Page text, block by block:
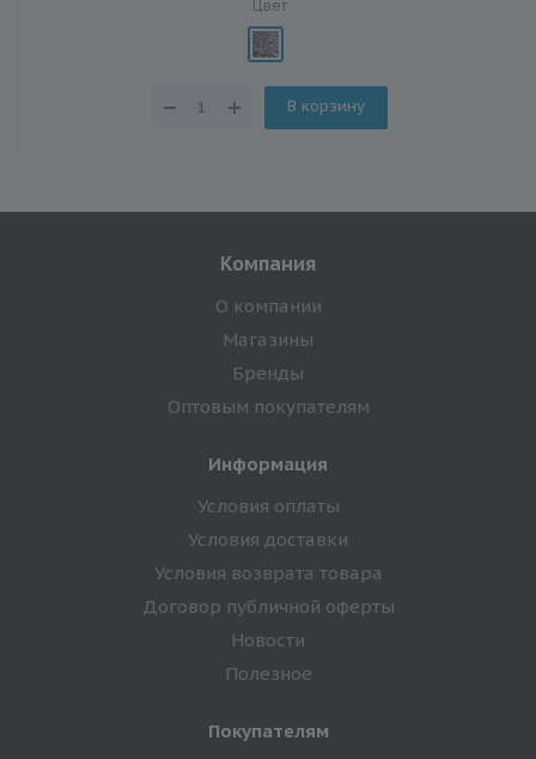
Цвет
В корзину
Компания
О компании
Магазины
Бренды
Оптовым покупателям
Информация
Условия оплаты
Условия доставки
Условия возврата товара
Договор публичной оферты
Новости
Полезное
Покупателям